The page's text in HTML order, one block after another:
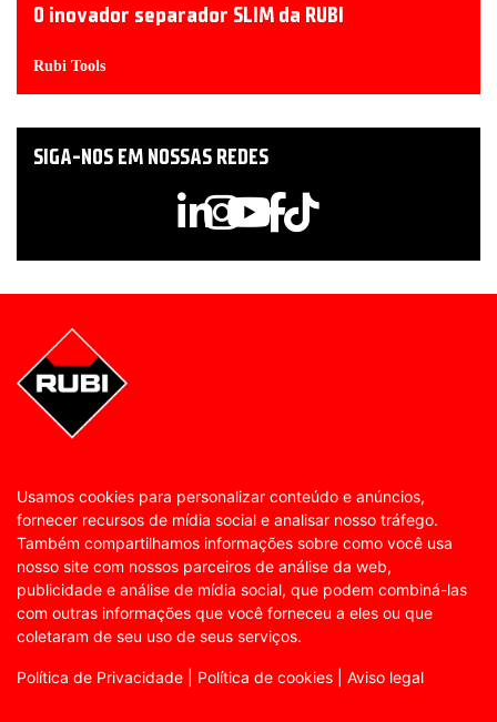
O inovador separador SLIM da RUBI
Rubi Tools
SIGA-NOS EM NOSSAS REDES
Usamos cookies para personalizar conteúdo e anúncios,
fornecer recursos de mídia social e analisar nosso tráfego.
Também compartilhamos informações sobre como você usa
nosso site com nossos parceiros de análise da web,
publicidade e análise de mídia social, que podem combiná-las
com outras informações que você forneceu a eles ou que
coletaram de seu uso de seus serviços.
Política de Privacidade Política de cookies Aviso legal